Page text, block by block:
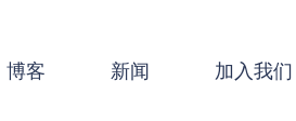
博客 新闻 加入我们